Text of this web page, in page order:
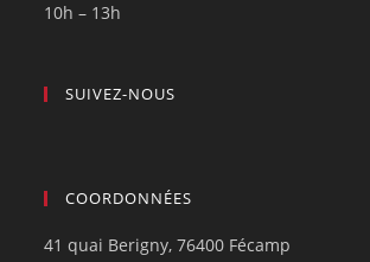
10h – 13h
SUIVEZ-NOUS
COORDONNÉES
41 quai Berigny, 76400 Fécamp